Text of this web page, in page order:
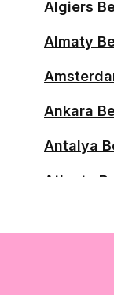
Algiers
Almaty
Ankara
Antalya
Atlanta